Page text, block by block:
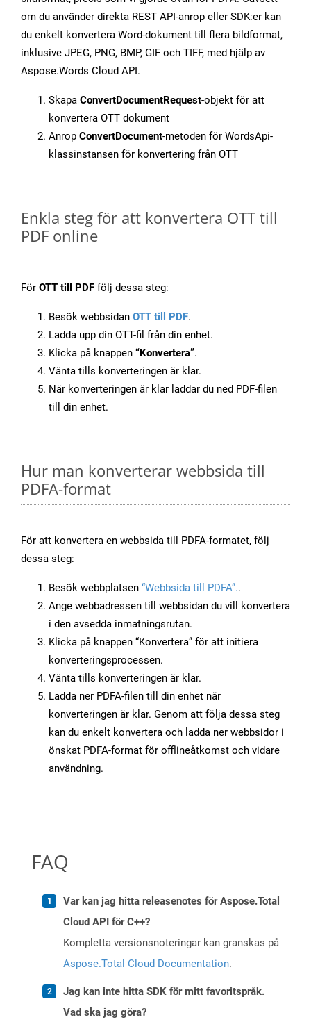
om du använder direkta REST API-anrop eller SDK:er kan
du enkelt konvertera Word-dokument till flera bildformat,
inklusive JPEG, PNG, BMP, GIF och TIFF, med hjälp av
Aspose.Words Cloud API.
Skapa ConvertDocumentRequest-objekt för att
konvertera OTT dokument
Anrop ConvertDocument-metoden för WordsApi-
klassinstansen för konvertering från OTT
Enkla steg för att konvertera OTT till
PDF online
För OTT till PDF följ dessa steg:
Besök webbsidan OTT till PDF.
Ladda upp din OTT-fil från din enhet.
Klicka på knappen “Konvertera”.
Vänta tills konverteringen är klar.
När konverteringen är klar laddar du ned PDF-filen
till din enhet.
Hur man konverterar webbsida till
PDFA-format
För att konvertera en webbsida till PDFA-formatet, följ
dessa steg:
Besök webbplatsen “Webbsida till PDFA”..
Ange webbadressen till webbsidan du vill konvertera
i den avsedda inmatningsrutan.
Klicka på knappen “Konvertera” för att initiera
konverteringsprocessen.
Vänta tills konverteringen är klar.
Ladda ner PDFA-filen till din enhet när
konverteringen är klar. Genom att följa dessa steg
kan du enkelt konvertera och ladda ner webbsidor i
önskat PDFA-format för offlineåtkomst och vidare
användning.
FAQ
Var kan jag hitta releasenotes för Aspose.Total
Cloud API för C++?
Kompletta versionsnoteringar kan granskas på
Aspose.Total Cloud Documentation.
Jag kan inte hitta SDK för mitt favoritspråk.
Vad ska jag göra?